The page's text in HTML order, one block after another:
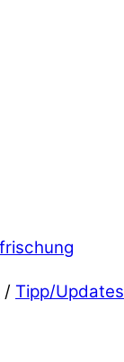
/ Tipp/Updates